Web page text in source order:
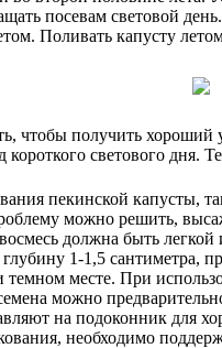
посевам световой
Поливать капусту
чтобы получить хороший
светового дня.
пекинской капусты,
можно решить,
должна быть
1-1,5 сантиметра,
месте. При
можно
на подоконник для
необходимо